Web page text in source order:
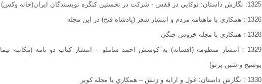
1325: نگارش داستان: توكايي در قفس - شركت در نخستين كنگره نويسندگان ايران(خانه وكس)
1326 : همكاري با ماهنامه مردم و انتشار شعر (پادشاه فتح) در اين مجله
1328 : همكاري با مجله خروس جنگي
1329 : انتشار منظومه (افسانه) به كوشش احمد شاملو – انتشار كتاب دو نامه (مکاتبه نيما
يوشيج و شين پرتو)
1330 : نگارش داستان: غول و ارابه و زنش – همكاري با مجله كوير